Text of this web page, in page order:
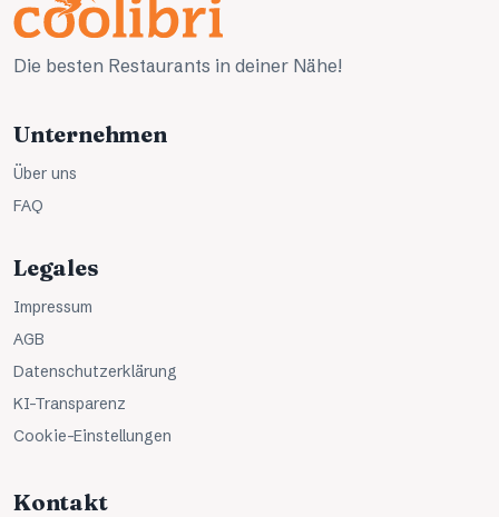
Die besten Restaurants in deiner Nähe!
Unternehmen
Über uns
FAQ
Legales
Impressum
AGB
Datenschutzerklärung
KI-Transparenz
Cookie-Einstellungen
Kontakt